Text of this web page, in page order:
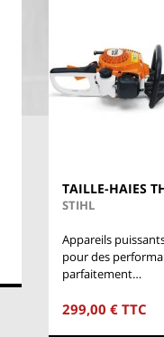
TAILLE-HAIES
STIHL
Appareils
pour des
parfaitement…
299,00 € TTC